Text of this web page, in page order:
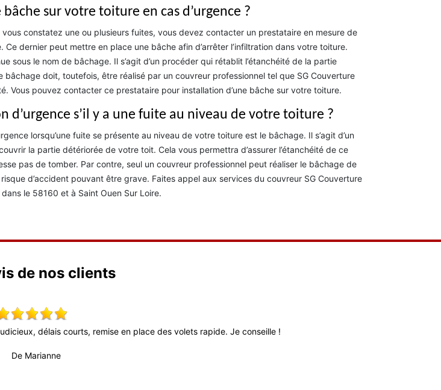
sur votre toiture en cas d’urgence ?
constatez une ou plusieurs fuites, vous devez contacter un prestataire en mesure de
Ce dernier peut mettre en place une bâche afin d’arrêter l’infiltration dans votre toiture.
sous le nom de bâchage. Il s’agit d’un procéder qui rétablit l’étanchéité de la partie
doit, toutefois, être réalisé par un couvreur professionnel tel que SG Couverture
Vous pouvez contacter ce prestataire pour installation d’une bâche sur votre toiture.
d’urgence s’il y a une fuite au niveau de votre toiture ?
lorsqu’une fuite se présente au niveau de votre toiture est le bâchage. Il s’agit d’un
la partie détériorée de votre toit. Cela vous permettra d’assurer l’étanchéité de ce
pas de tomber. Par contre, seul un couvreur professionnel peut réaliser le bâchage de
d’accident pouvant être grave. Faites appel aux services du couvreur SG Couverture
le 58160 et à Saint Ouen Sur Loire.
de nos clients
délais courts, remise en place des volets rapide. Je conseille !
De Marianne